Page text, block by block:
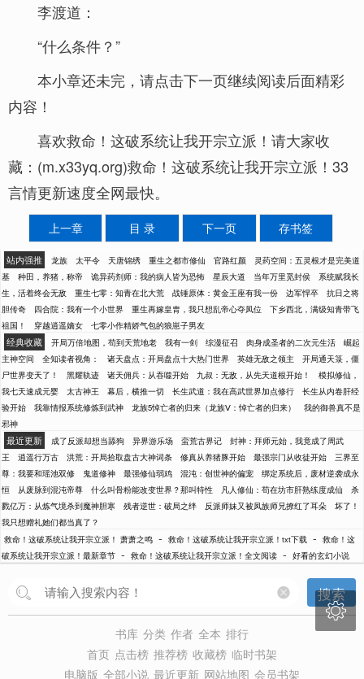
李渡道：
“什么条件？”
本小章还未完，请点击下一页继续阅读后面精彩
内容！
喜欢救命！这破系统让我开宗立派！请大家收
藏：(m.x33yq.org)救命！这破系统让我开宗立派！33
言情更新速度全网最快。
上一章 目 录 下一页 存书签
站内强推 龙族 太平令 天唐锦绣 重生之都市修仙 官路红颜
灵药空间：五灵根才是完美道
基
种田，养猪，称帝 诡异药剂师：我的病人皆为恐怖 星辰大道 当年万里觅封侯
系统赋我长
生，活着终会无敌
重生七零：知青在北大荒 战锤原体：黄金王座有我一份 边军悍卒
抗日之将
胆传奇
四合院：我有一个小世界 重生再嫁皇胄，我只想乱帝心夺凤位
下乡西北，满级知青带飞
祖国！
穿越逍遥嫡女 七零小作精娇气包的狼崽子男友
经典收藏 开局万倍地图，苟到天荒地老 我有一剑 综漫征召 肉身成圣者的二次元生活
崛起
主神空间
全知读者视角： 诸天盘点：开局盘点十大热门世界 英雄无敌之领主
开局通天箓，僵
尸世界变天了！
黑耀轨迹 诸天佣兵：从吞噬开始 九叔：无敌，从先天道根开始！
模拟修仙，
我七天速成元婴
太古神王 幕后，横推一切 长生武道：我在高武世界加点修行
长生从内卷肝经
验开始
我靠情报系统修炼到武神 龙族5悼亡者的归来（龙族Ⅴ：悼亡者的归来）
我的御兽真不是
邪神
最近更新 成了反派却想当舔狗 异界游乐场 蛮荒古界记
封神：拜师元始，我竟成了周武
王
逍遥行万古 洪荒：开局拾取盘古大神词条 修真从养猪豚开始 最强宗门从收徒开始
三界至
尊：我要和瑶池双修
鬼道修神 最强修仙弱鸡 混沌：创世神的偏宠
绑定系统后，废材逆袭成永
恒
从废脉到混沌帝尊 什么叫骨粉能改变世界？那叫特性 凡人修仙：苟在坊市肝熟练度成仙
杀
戮亿万：从炼气境杀到魔神胆寒
残者逆世：破局之绊 反派师妹又被凤族师兄撩红了耳朵
坏了！
我只想赠礼她们都当真了？
救命！这破系统让我开宗立派！ 萧萧之鸣 - 救命！这破系统让我开宗立派！txt下载 - 救命！这
破系统让我开宗立派！最新章节 - 救命！这破系统让我开宗立派！全文阅读 - 好看的玄幻小说
搜索
书库 分类 作者 全本 排行
首页 点击榜 推荐榜 收藏榜 临时书架
电脑版 全部小说 最近更新 网站地图 会员书架
